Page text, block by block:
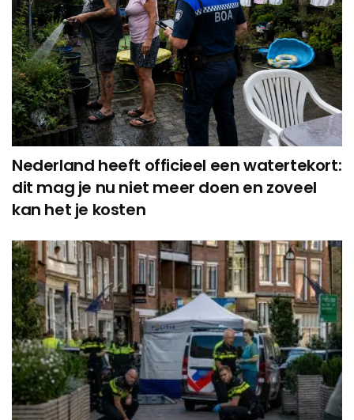
Nederland heeft officieel een watertekort:
dit mag je nu niet meer doen en zoveel
kan het je kosten